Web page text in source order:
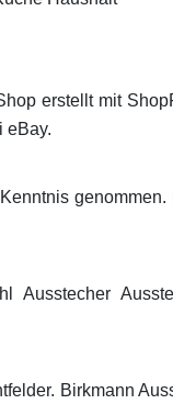
erstellt mit
eBay.
genommen.
Birkmann